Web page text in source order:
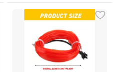
favorite_border